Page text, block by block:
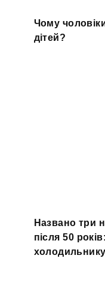
Чому
дітей?
Названо три
після 50
холодильнику